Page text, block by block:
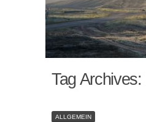
Tag Archives:
ALLGEMEIN